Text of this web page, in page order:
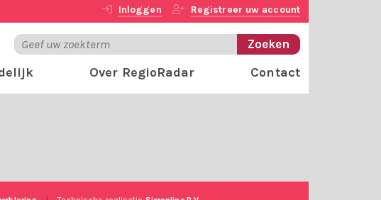
Inloggen Registreer uw account
Over RegioRadar Contact